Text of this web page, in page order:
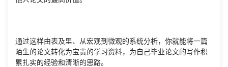
通过这样由表及里、从宏观到微观的系统分析，你就能将一篇
陌生的论文转化为宝贵的学习资料，为自己毕业论文的写作积
累扎实的经验和清晰的思路。